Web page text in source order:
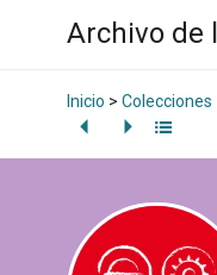
Archivo de
Inicio > Colecciones